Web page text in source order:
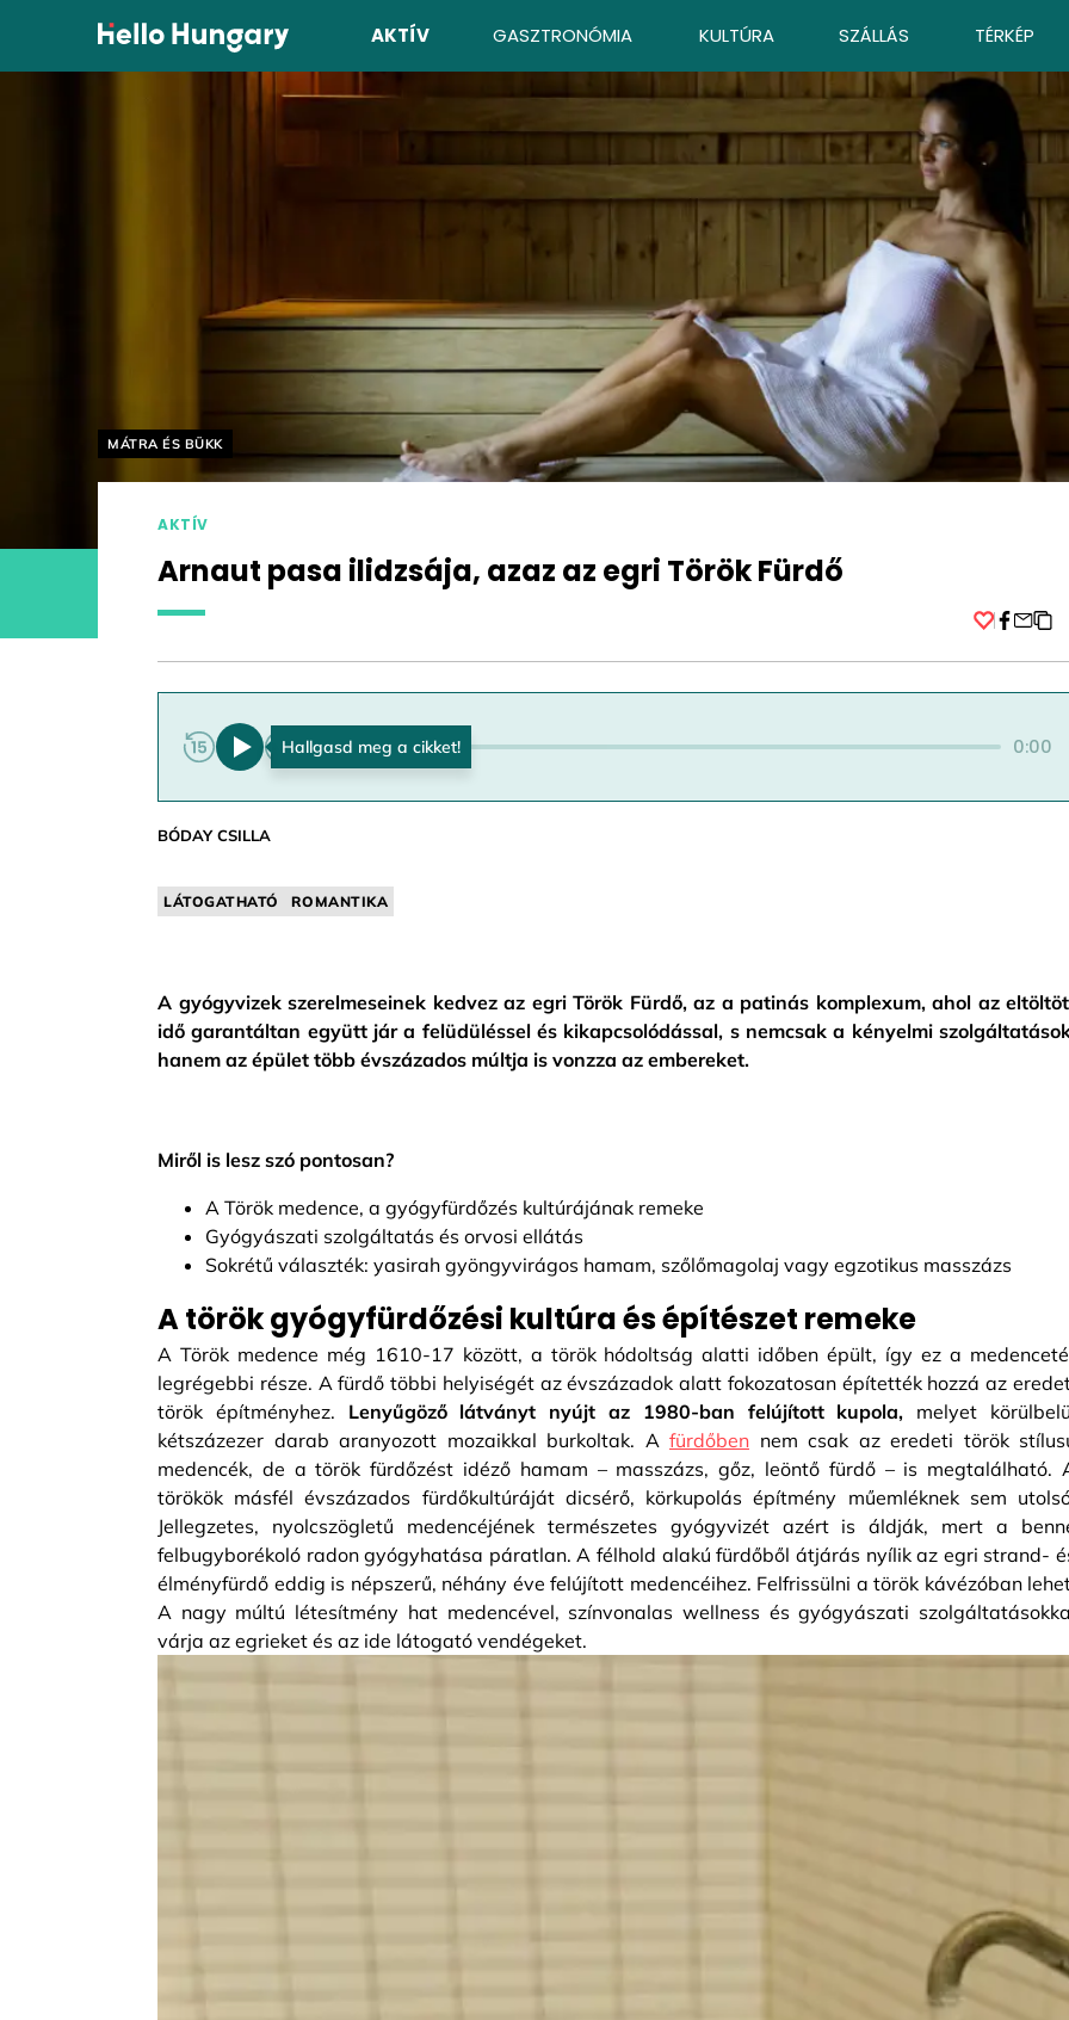
Ugrás a tartalomhoz AKTÍV GASZTRONÓMIA KULTÚRA SZÁLLÁS TÉRKÉP
Helyszín címkék:
MÁTRA ÉS BÜKK
AKTÍV
Arnaut pasa ilidzsája, azaz az egri Török Fürdő
0:00 0:00
BÓDAY CSILLA
LÁTOGATHATÓ ROMANTIKA
A gyógyvizek szerelmeseinek kedvez az egri Török Fürdő, az a patinás komplexum, ahol az
idő garantáltan együtt jár a felüdüléssel és kikapcsolódással, s nemcsak a kényelmi
hanem az épület több évszázados múltja is vonzza az embereket.
Miről is lesz szó pontosan?
A Török medence, a gyógyfürdőzés kultúrájának remeke
Gyógyászati szolgáltatás és orvosi ellátás
Sokrétű választék: yasirah gyöngyvirágos hamam, szőlőmagolaj vagy egzotikus masszázs
A török gyógyfürdőzési kultúra és építészet remeke
A Török medence még 1610-17 között, a török hódoltság alatti időben épült, így ez a
legrégebbi része. A fürdő többi helyiségét az évszázadok alatt fokozatosan építették hozzá az
török építményhez. Lenyűgöző látványt nyújt az 1980-ban felújított kupola, melyet
kétszázezer darab aranyozott mozaikkal burkoltak. A fürdőben nem csak az eredeti török
medencék, de a török fürdőzést idéző hamam – masszázs, gőz, leöntő fürdő – is megtalálható.
törökök másfél évszázados fürdőkultúráját dicsérő, körkupolás építmény műemléknek sem
Jellegzetes, nyolcszögletű medencéjének természetes gyógyvizét azért is áldják, mert a
felbugyborékoló radon gyógyhatása páratlan. A félhold alakú fürdőből átjárás nyílik az egri strand-
élményfürdő eddig is népszerű, néhány éve felújított medencéihez. Felfrissülni a török kávézóban
A nagy múltú létesítmény hat medencével, színvonalas wellness és gyógyászati
várja az egrieket és az ide látogató vendégeket.